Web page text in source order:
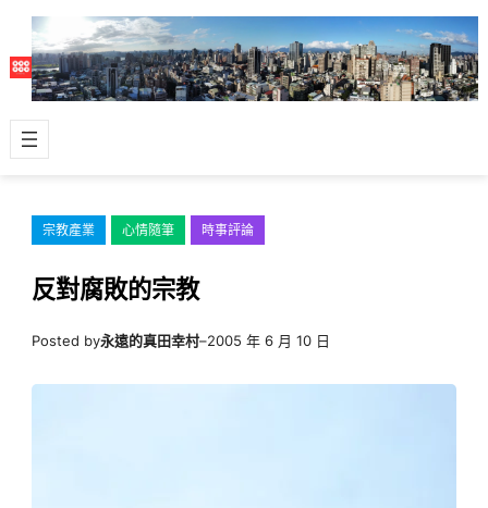
主
容
宗教產業 心情隨筆 時事評論
反對腐敗的宗教
Posted by永遠的真田幸村–2005 年 6 月 10 日